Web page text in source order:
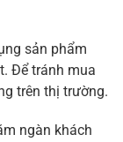
sản phẩm
Để tránh mua
trên thị trường.
ngàn khách